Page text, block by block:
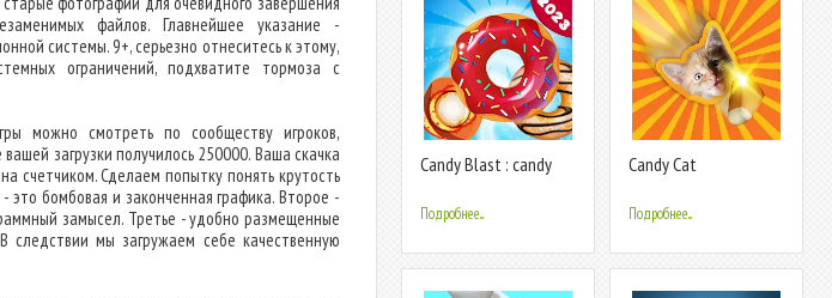
файлов. Главнейшее указание -
системы. 9+, серьезно отнеситесь к этому,
ограничений, подхватите тормоза с
можно смотреть по сообществу игроков,
загрузки получилось 250000. Ваша скачка
счетчиком. Сделаем попытку понять крутость
это бомбовая и законченная графика. Второе -
замысел. Третье - удобно размещенные
следствии мы загружаем себе качественную
Candy Blast : candy
Подробнее...
Candy Cat
Подробнее...